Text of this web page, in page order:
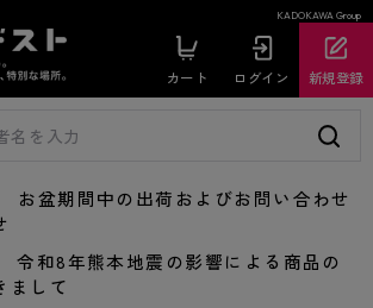
KADOKAWA Group
カート ログイン 新規登録
盆期間中の出荷およびお問い合わせ
和8年熊本地震の影響による商品の
まして